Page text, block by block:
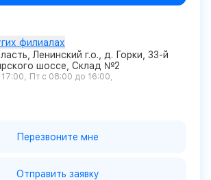
филиалах
Ленинский г.о., д. Горки, 33-й
шоссе, Склад №2
Пт с 08:00 до 16:00
Перезвоните мне
Отправить заявку